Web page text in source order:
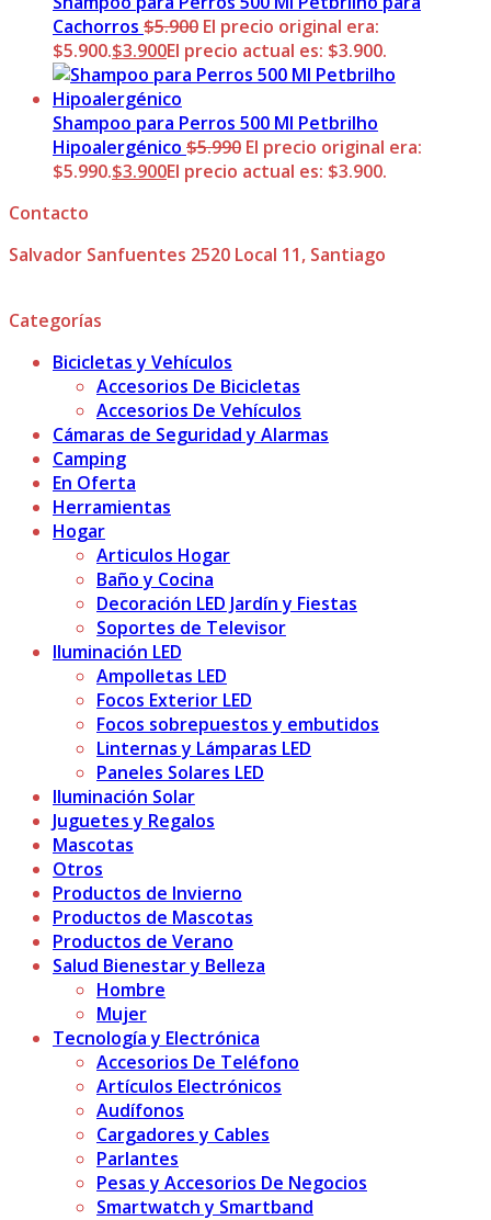
Cachorros $5.900 El precio original era:
$5.900.$3.900El precio actual es: $3.900.
Shampoo para Perros 500 Ml Petbrilho
Hipoalergénico $5.990 El precio original era:
$5.990.$3.900El precio actual es: $3.900.
Contacto
Salvador Sanfuentes 2520 Local 11, Santiago
Categorías
Bicicletas y Vehículos
Accesorios De Bicicletas
Accesorios De Vehículos
Cámaras de Seguridad y Alarmas
Camping
En Oferta
Herramientas
Hogar
Articulos Hogar
Baño y Cocina
Decoración LED Jardín y Fiestas
Soportes de Televisor
Iluminación LED
Ampolletas LED
Focos Exterior LED
Focos sobrepuestos y embutidos
Linternas y Lámparas LED
Paneles Solares LED
Iluminación Solar
Juguetes y Regalos
Mascotas
Otros
Productos de Invierno
Productos de Mascotas
Productos de Verano
Salud Bienestar y Belleza
Hombre
Mujer
Tecnología y Electrónica
Accesorios De Teléfono
Artículos Electrónicos
Audífonos
Cargadores y Cables
Parlantes
Pesas y Accesorios De Negocios
Smartwatch y Smartband